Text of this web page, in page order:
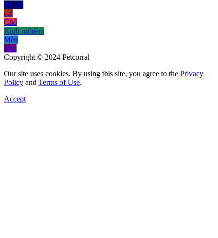
Bò sát
Cá
Chó
Kinh nghiệm
Mèo
Thỏ
Copyright © 2024 Petcorral
Our site uses cookies. By using this site, you agree to the Privacy
Policy and Terms of Use.
Accept